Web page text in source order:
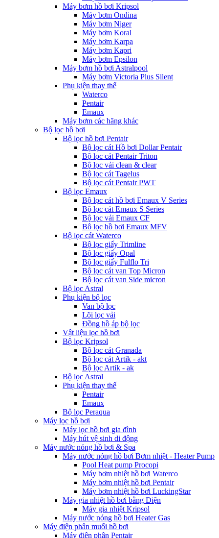
Máy bơm hồ bơi Kripsol
Máy bơm Ondina
Máy bơm Niger
Máy bơm Koral
Máy bơm Karpa
Máy bơm Kapri
Máy bơm Epsilon
Máy bơm hồ bơi Astralpool
Máy bơm Victoria Plus Silent
Phụ kiện thay thế
Waterco
Pentair
Emaux
Máy bơm các hãng khác
Bộ lọc hồ bơi
Bộ lọc hồ bơi Pentair
Bộ lọc cát Hồ bơi Dollar Pentair
Bộ lọc cát Pentair Triton
Bộ lọc vải clean & clear
Bộ lọc cát Tagelus
Bộ lọc cát Pentair PWT
Bộ lọc Emaux
Bộ lọc cát hồ bơi Emaux V Series
Bộ lọc cát Emaux S Series
Bộ lọc vải Emaux CF
Bô lọc hồ bơi Emaux MFV
Bộ lọc cát Waterco
Bộ lọc giấy Trimline
Bộ lọc giấy Opal
Bộ lọc giấy Fulflo Tri
Bộ lọc cát van Top Micron
Bộ lọc cát van Side micron
Bộ lọc Astral
Phụ kiện bộ lọc
Van bộ lọc
Lõi lọc vải
Đồng hồ áp bộ lọc
Vật liệu lọc hồ bơi
Bộ lọc Kripsol
Bộ lọc cát Granada
Bộ lọc cát Artik - akt
Bộ lọc Artik - ak
Bộ lọc Astral
Phụ kiện thay thế
Pentair
Emaux
Bộ lọc Peraqua
Máy lọc hồ bơi
Máy lọc hồ bơi gia đình
Máy hút vệ sinh di động
Máy nước nóng hồ bơi & Spa
Máy nước nóng hồ bơi Bơm nhiệt - Heater Pump
Pool Heat pump Procopi
Máy bơm nhiệt hồ bơi Waterco
Máy bơm nhiệt hồ bơi Pentair
Máy bơm nhiệt hồ bơi LuckingStar
Máy gia nhiệt hồ bơi bằng Điện
Máy gia nhiệt Kripsol
Máy nước nóng hồ bơi Heater Gas
Máy điện phân muối hồ bơi
Máy điện phân Pentair